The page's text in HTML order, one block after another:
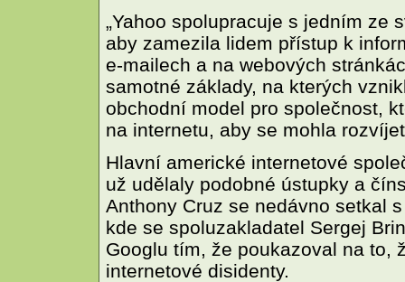
„Yahoo spolupracuje s jedním ze
aby zamezila lidem přístup k
e-mailech a na webových
samotné základy, na kterých
obchodní model pro společnost,
na internetu, aby se mohla
Hlavní americké internetové
už udělaly podobné ústupky a
Anthony Cruz se nedávno setkal
kde se spoluzakladatel Sergej
Googlu tím, že poukazoval na to,
internetové disidenty.